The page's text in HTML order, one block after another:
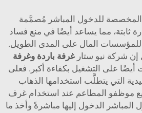
المباشر مُصمَّمة
يساعد أيضًا في منع فساد
المال على المدى الطويل.
ستارغرفة باردة وغرفة
بكفاءة أكبر. فعلى
استخدامها الذهاب
عند استخدام غرف
إليها مباشرةً وأخذ ما